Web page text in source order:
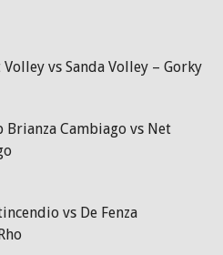
vs Sanda Volley – Gorky
Brianza Cambiago vs Net
vs De Fenza